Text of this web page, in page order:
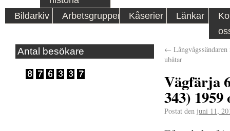
Bildarkiv Arbetsgrupper Kåserier Länkar
Antal besökare ←
ubåtar
Vägfärja
343)
Postat den juni 11,